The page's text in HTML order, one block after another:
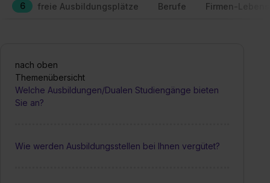
6 freie Ausbildungsplätze Berufe Firmen-
nach oben
Themenübersicht
Welche Ausbildungen/Dualen Studiengänge bieten
Sie an?
Wie werden Ausbildungsstellen bei Ihnen vergütet?